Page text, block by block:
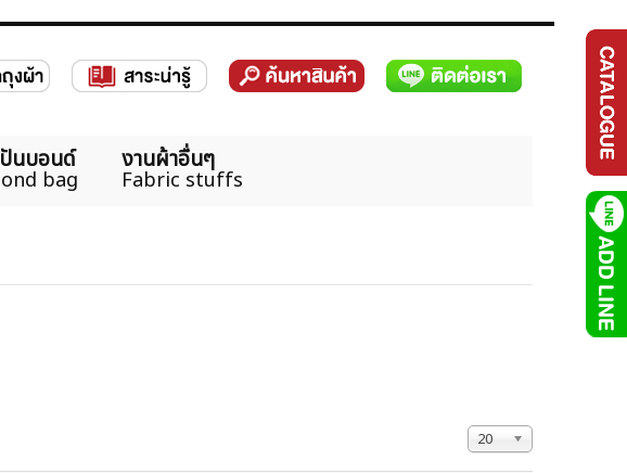
นบอนด์
bag
งานผ้าอื่นๆ
Fabric stuffs
แสดง #
20